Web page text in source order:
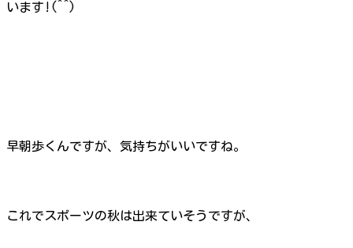
います!(^^)
早朝歩くんですが、気持ちがいいですね。
これでスポーツの秋は出来ていそうですが、